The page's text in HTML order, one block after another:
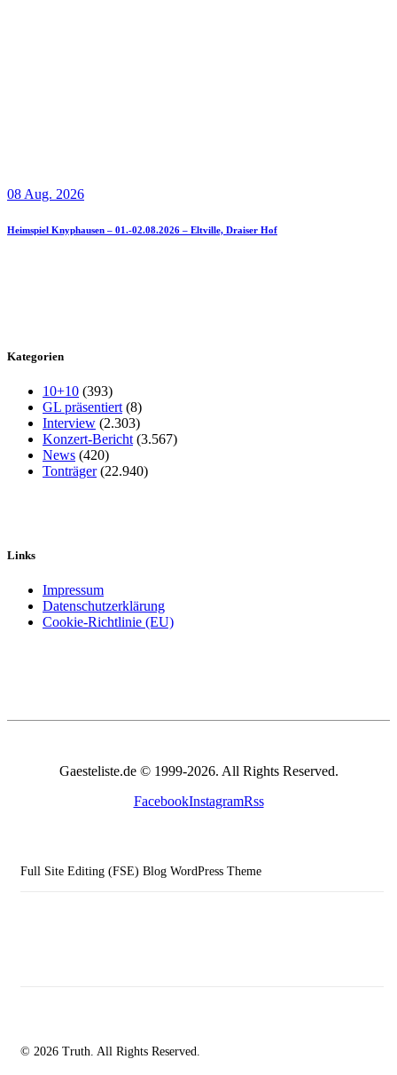
08 Aug. 2026
Heimspiel Knyphausen – 01.-02.08.2026 – Eltville, Draiser Hof
Kategorien
10+10 (393)
GL präsentiert (8)
Interview (2.303)
Konzert-Bericht (3.567)
News (420)
Tonträger(22.940)
Links
Impressum
Datenschutzerklärung
Cookie-Richtlinie (EU)
Gaesteliste.de © 1999-2026. All Rights Reserved.
FacebookInstagramRss
Full Site Editing (FSE) Blog WordPress Theme
© 2026 Truth. All Rights Reserved.